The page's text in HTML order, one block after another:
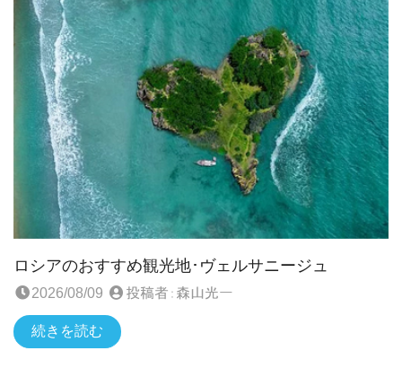
ロシアのおすすめ観光地･ヴェルサニージュ
2026/08/09 投稿者： 森山光一
続きを読む